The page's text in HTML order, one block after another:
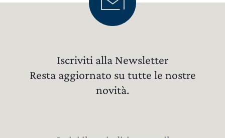
Iscriviti alla Newsletter
Resta aggiornato su tutte le nostre
novità.